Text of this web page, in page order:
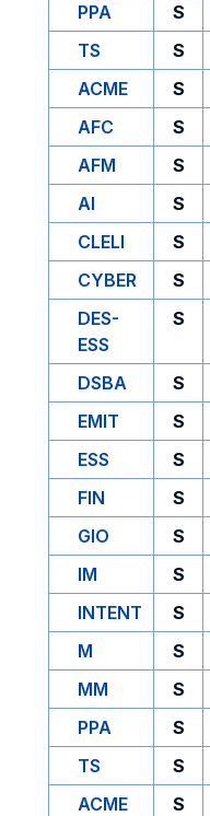
PPA
S
TS
S
ACME
S
AFC
S
AFM
S
AI
S
CLELI
S
CYBER
S
DES-
ESS
S
DSBA S
EMIT
S
ESS
S
FIN
S
GIO
S
IM
S
INTENT
S
M
S
MM
S
PPA
S
TS
S
ACME
S